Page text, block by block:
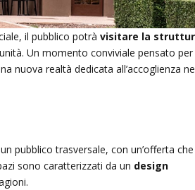
il pubblico potràvisitare la
Un momento conviviale pensato per
nuova realtà dedicata all’accoglienza
pubblico trasversale, con un’offerta che
sono caratterizzati da un design